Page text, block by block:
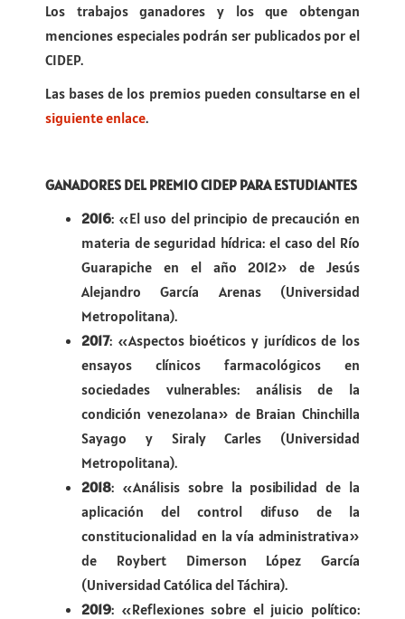
Los trabajos ganadores y los que obtengan
menciones especiales podrán ser publicados por el
CIDEP.
Las bases de los premios pueden consultarse en el
siguiente enlace.
GANADORES DEL PREMIO CIDEP PARA ESTUDIANTES
2016: «El uso del principio de precaución en
materia de seguridad hídrica: el caso del Río
Guarapiche en el año 2012» de Jesús
Alejandro García Arenas (Universidad
Metropolitana).
2017: «Aspectos bioéticos y jurídicos de los
ensayos clínicos farmacológicos en
sociedades vulnerables: análisis de la
condición venezolana» de Braian Chinchilla
Sayago y Siraly Carles (Universidad
Metropolitana).
2018: «Análisis sobre la posibilidad de la
aplicación del control difuso de la
constitucionalidad en la vía administrativa»
de Roybert Dimerson López García
(Universidad Católica del Táchira).
2019: «Reflexiones sobre el juicio político: